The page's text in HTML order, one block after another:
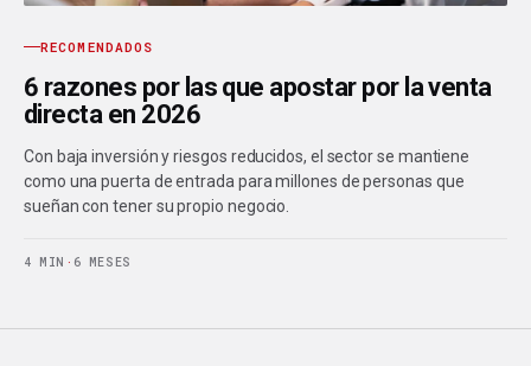
RECOMENDADOS
6 razones por las que apostar por la venta
directa en 2026
Con baja inversión y riesgos reducidos, el sector se mantiene
como una puerta de entrada para millones de personas que
sueñan con tener su propio negocio.
4 MIN · 6 MESES